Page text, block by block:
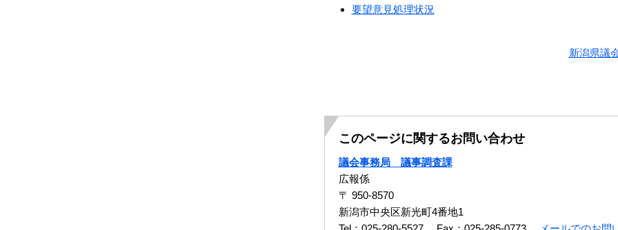
要望意見処理状況
新潟県議
このページに関するお問い合わせ
議会事務局 議事調査課
広報係
〒 950-8570
新潟市中央区新光町4番地1